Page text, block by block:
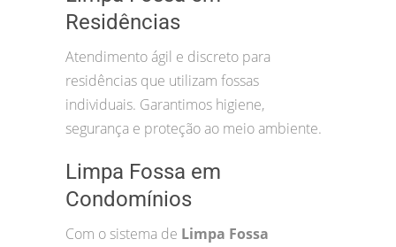
Residências
Atendimento ágil e discreto para
residências que utilizam fossas
individuais. Garantimos higiene,
segurança e proteção ao meio ambiente.
Limpa Fossa em
Condomínios
Com o sistema de Limpa Fossa